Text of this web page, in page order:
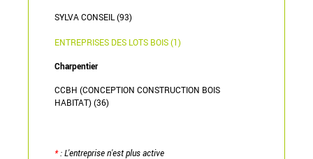
SYLVA CONSEIL (93)
ENTREPRISES DES LOTS BOIS (1)
Charpentier
CCBH (CONCEPTION CONSTRUCTION BOIS
HABITAT) (36)
*: L'entreprise n'est plus active